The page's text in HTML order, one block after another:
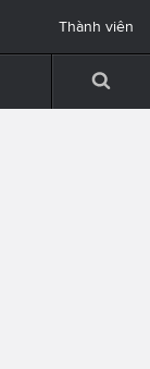
Thành viên